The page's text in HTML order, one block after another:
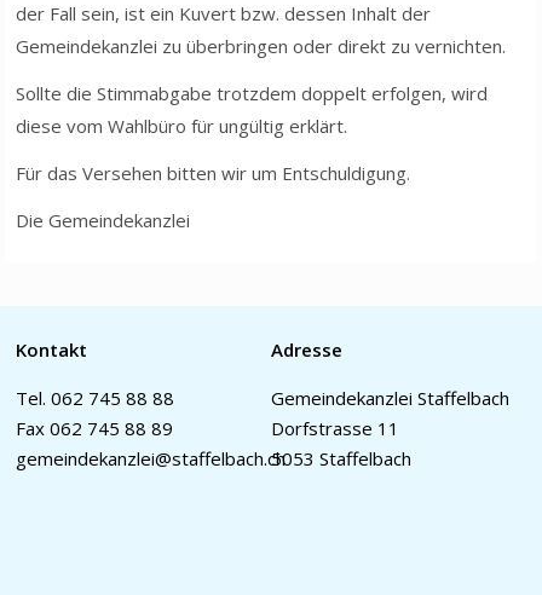
der Fall sein, ist ein Kuvert bzw. dessen Inhalt der
Gemeindekanzlei zu überbringen oder direkt zu vernichten.
Sollte die Stimmabgabe trotzdem doppelt erfolgen, wird
diese vom Wahlbüro für ungültig erklärt.
Für das Versehen bitten wir um Entschuldigung.
Die Gemeindekanzlei
Kontakt
Tel.062 745 88 88
Fax 062 745 88 89
gemeindekanzlei@staffelbach.ch
Adresse
Gemeindekanzlei Staffelbach
Dorfstrasse 11
5053 Staffelbach